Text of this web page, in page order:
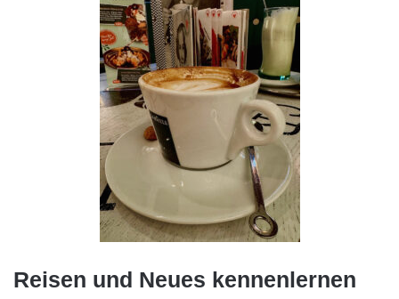
Reisen und Neues kennenlernen